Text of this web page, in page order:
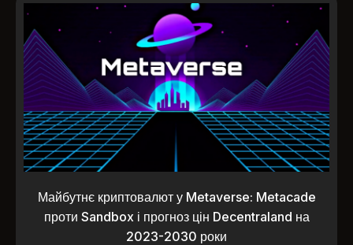
Майбутнє криптовалют у Metaverse: Metacade
проти Sandbox і прогноз цін Decentraland на
2023-2030 роки